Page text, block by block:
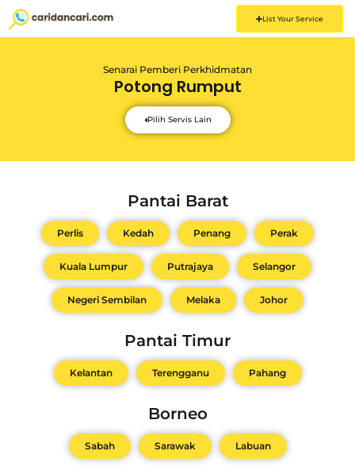
List Your Service
Senarai Pemberi Perkhidmatan
Potong Rumput
Pilih Servis Lain
Pantai Barat
Perlis Kedah Penang Perak
Kuala Lumpur Putrajaya Selangor
Negeri Sembilan Melaka Johor
Pantai Timur
Kelantan Terengganu Pahang
Borneo
Sabah Sarawak Labuan